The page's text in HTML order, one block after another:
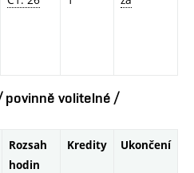
povinně volitelné /
Rozsah
hodin
Kredity Ukončení